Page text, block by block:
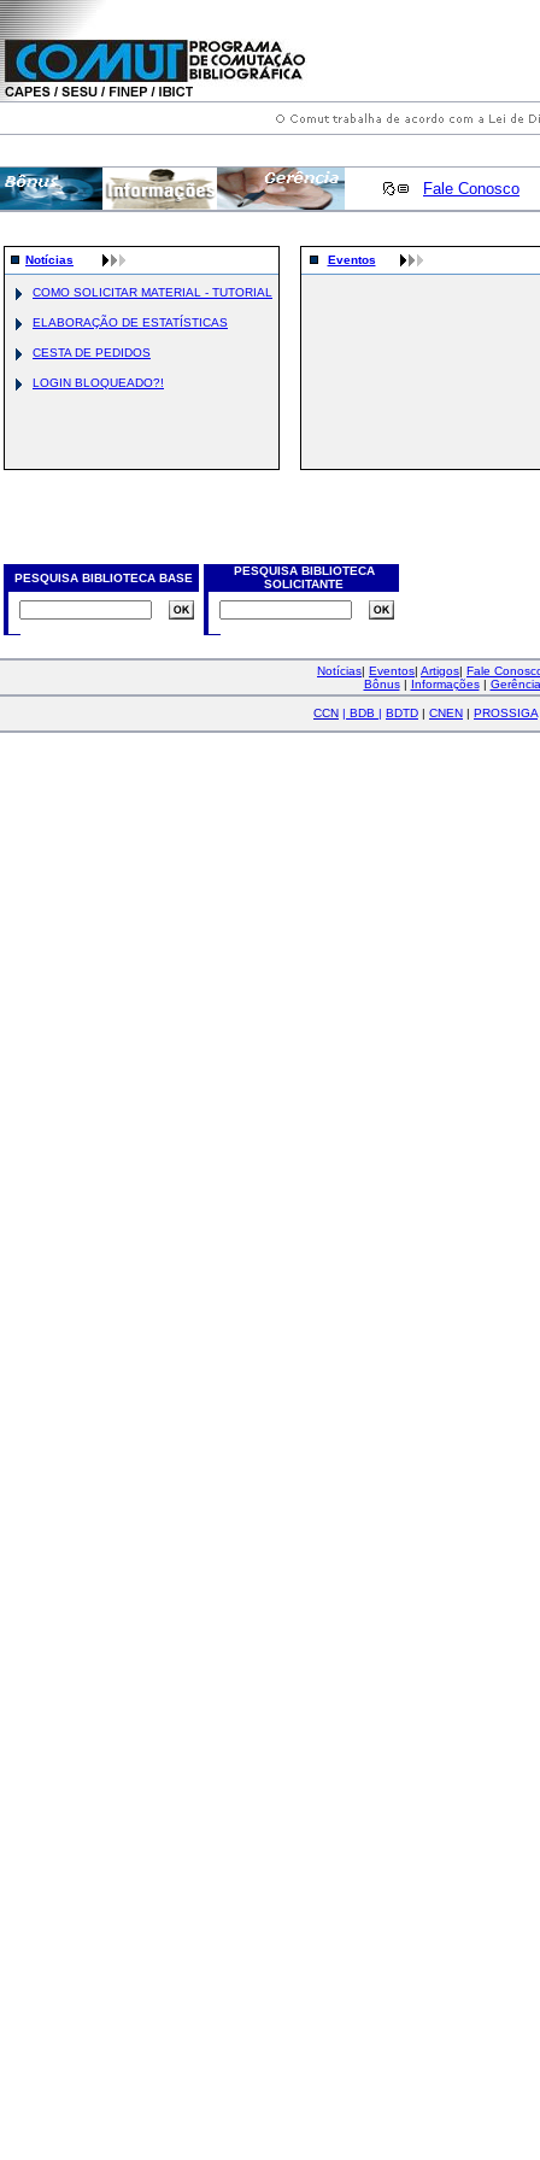
Fale Conosco
Notícias
COMO SOLICITAR MATERIAL - TUTORIAL
ELABORAÇÃO DE ESTATÍSTICAS
CESTA DE PEDIDOS
LOGIN BLOQUEADO?!
Eventos
PESQUISA BIBLIOTECA BASE
PESQUISA BIBLIOTECA
SOLICITANTE
Notícias| Eventos| Artigos| Fale
Bônus| Informações| Gerência
CCN | BDB | BDTD | CNEN | PROSSIGA